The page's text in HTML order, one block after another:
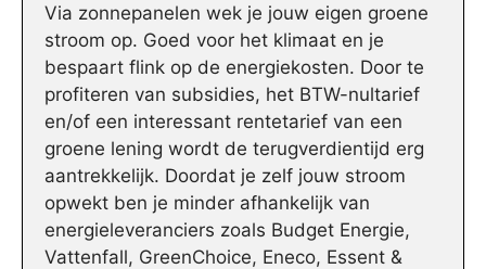
Via zonnepanelen wek je jouw eigen groene
stroom op. Goed voor het klimaat en je
bespaart flink op de energiekosten. Door te
profiteren van subsidies, het BTW-nultarief
en/of een interessant rentetarief van een
groene lening wordt de terugverdientijd erg
aantrekkelijk. Doordat je zelf jouw stroom
opwekt ben je minder afhankelijk van
energieleveranciers zoals Budget Energie,
Vattenfall, GreenChoice, Eneco, Essent &